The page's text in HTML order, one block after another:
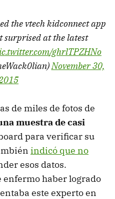
the vtech kidconnect app
surprised at the latest
ghrlTPZHNo
November 30,
de miles de fotos de
muestra de casi
para verificar su
indicó que no
esos datos.
enfermo haber logrado
este experto en